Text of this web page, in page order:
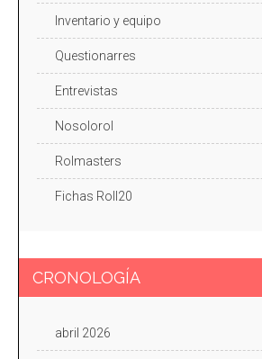
Inventario y equipo
Questionarres
Entrevistas
Nosolorol
Rolmasters
Fichas Roll20
CRONOLOGÍA
abril 2026